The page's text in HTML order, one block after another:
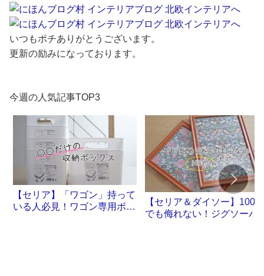
いつもポチありがとうございます。
更新の励みになっております。
今週の人気記事TOP3
【セリア】「ワゴン」持って
いる人必見！ワゴン専用ボッ
【セリア＆ダイソー】100円
でも侮れない！ジグソーパ